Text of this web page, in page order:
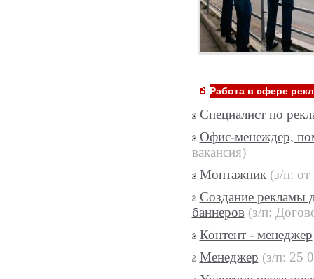
Работа в сфере
Специалист по
Офис-менеждер,
вакансия)
Монтажник (з/п:
Создание рекламы
баннеров (з/п:
Контент - менеджер
Менеджер (з/п: 25